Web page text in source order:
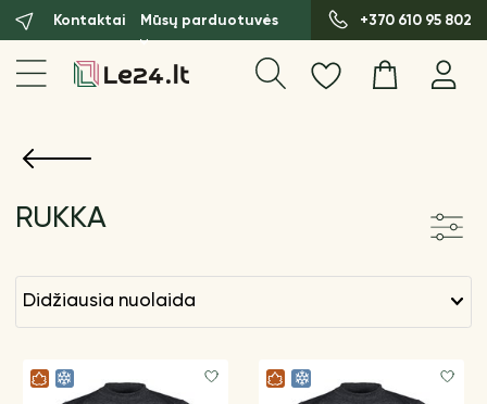
Kontaktai Mūsų parduotuvės +370 610 95 802
RUKKA
didžiausia nuolaida